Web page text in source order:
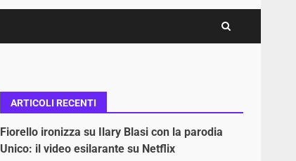
ARTICOLI RECENTI
Fiorello ironizza su Ilary Blasi con la parodia
Unico: il video esilarante su Netflix